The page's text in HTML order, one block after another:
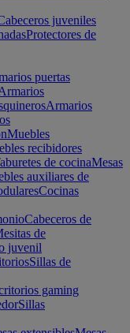
juveniles
Protectores de
puertas
Armarios
Muebles
recibidores
de cocinaMesas
auxiliares de
Cocinas
Cabeceros de
de
juvenil
Sillas de
gaming
Sillas